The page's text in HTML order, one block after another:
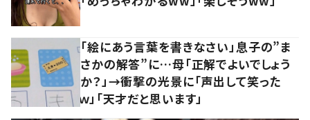
「絵にあう言葉を書きなさい」息子の”ま
さかの解答”に…母「正解でよいでしょう
か？」→衝撃の光景に「声出して笑った
ｗ」「天才だと思います」